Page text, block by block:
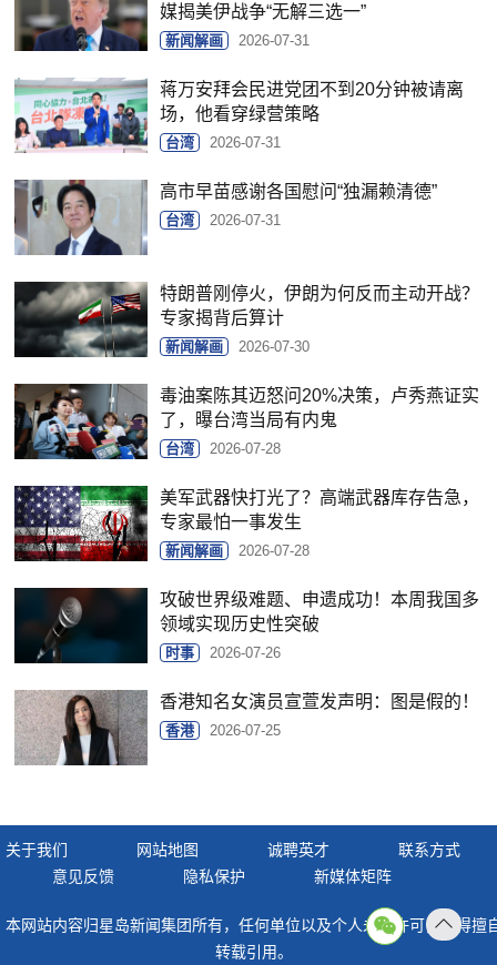
媒揭美伊战争“无解三选一”
新闻解画 2026-07-31
蒋万安拜会民进党团不到20分钟被请离
场，他看穿绿营策略
台湾 2026-07-31
高市早苗感谢各国慰问“独漏赖清德”
台湾 2026-07-31
特朗普刚停火，伊朗为何反而主动开战？
专家揭背后算计
新闻解画 2026-07-30
毒油案陈其迈怒问20%决策，卢秀燕证实
了，曝台湾当局有内鬼
台湾 2026-07-28
美军武器快打光了？高端武器库存告急，
专家最怕一事发生
新闻解画 2026-07-28
攻破世界级难题、申遗成功！本周我国多
领域实现历史性突破
时事 2026-07-26
香港知名女演员宣萱发声明：图是假的！
香港 2026-07-25
关于我们 网站地图 诚聘英才
联系方式
意见反馈
隐私保护 新媒体矩阵
本网站内容归星岛新闻集团所有，任何单位以及个人未经许可，不得擅
转载引用。